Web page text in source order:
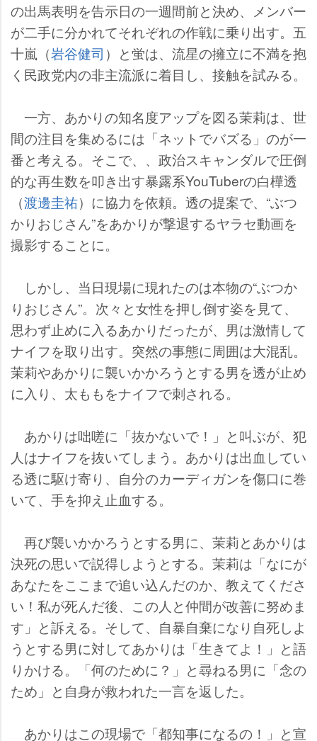
の出馬表明を告示日の一週間前と決め、メンバー
が二手に分かれてそれぞれの作戦に乗り出す。五
十嵐（谷健司 ）と蛍は、流星の擁立に不満を抱
く民政党内の非主流派に着目し、接触を試みる。
一方、あかりの知名度アップを図る茉莉は、世
間の注目を集めるには「ネットでバズる」のが一
番と考える。そこで、、政治スキャンダルで圧倒
的な再生数を叩き出す暴露系YouTuberの白樺透
（渡邊圭祐）に協力を依頼。透の提案で、“ぶつ
かりおじさん”をあかりが撃退するヤラセ動画を
撮影することに。
しかし、当日現場に現れたのは本物の“ぶつか
りおじさん”。次々と女性を押し倒す姿を見て、
思わず止めに入るあかりだったが、男は激情して
ナイフを取り出す。突然の事態に周囲は大混乱。
茉莉やあかりに襲いかかろうとする男を透が止め
に入り、太ももをナイフで刺される。
あかりは咄嗟に「抜かないで！」と叫ぶが、犯
人はナイフを抜いてしまう。あかりは出血してい
る透に駆け寄り、自分のカーディガンを傷口に巻
いて、手を抑え止血する。
再び襲いかかろうとする男に、茉莉とあかりは
決死の思いで説得しようとする。茉莉は「なにが
あなたをここまで追い込んだのか、教えてくださ
い！私が死んだ後、この人と仲間が改善に努めま
す」と訴える。そして、自暴自棄になり自死しよ
うとする男に対してあかりは「生きてよ！」と語
りかける。「何のために？」と尋ねる男に「念の
ため」と自身が救われた一言を返した。
あかりはこの現場で「都知事になるの！」と宣